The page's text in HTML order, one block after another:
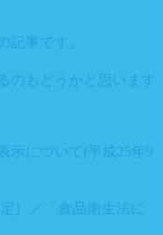
記事です。
のもどうかと思います
示について(平成25年9
）／「食品衛生法に